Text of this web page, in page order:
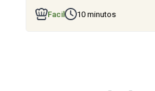
Facil 10 minutos